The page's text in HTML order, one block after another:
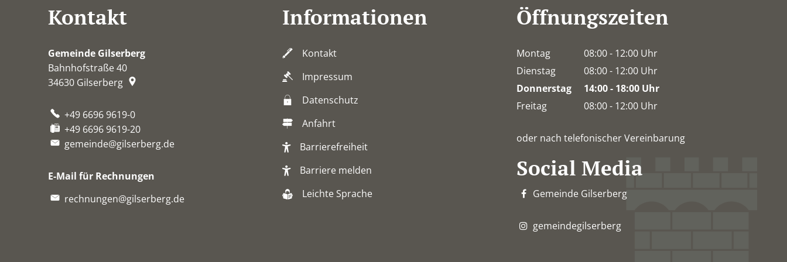
Kontakt
Gemeinde Gilserberg
Bahnhofstraße 40
34630 Gilserberg
+49 6696 9619-0
+49 6696 9619-20
gemeinde@gilserberg.de
E-Mail für Rechnungen
rechnungen@gilserberg.de
Informationen
Kontakt
Impressum
Datenschutz
Anfahrt
Barrierefreiheit
Barriere melden
Leichte Sprache
Öffnungszeiten
Montag 08:00- 12:00 Uhr
Von 08:00 bis 12:00 Uhr
Dienstag 08:00- 12:00 Uhr
Von 08:00 bis 12:00 Uhr
Donnerstag 14:00- 18:00 Uhr
Von 14:00 bis 18:00 Uhr
Freitag 08:00- 12:00 Uhr
oder nach telefonischer Vereinbarung
Social Media
Gemeinde Gilserberg
gemeindegilserberg